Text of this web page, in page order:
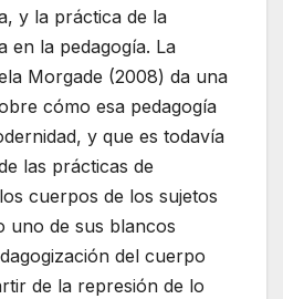
y la práctica de la
en la pedagogía. La
Morgade (2008) da una
cómo esa pedagogía
y que es todavía
las prácticas de
cuerpos de los sujetos
uno de sus blancos
del cuerpo
de la represión de lo